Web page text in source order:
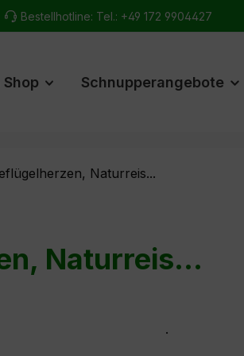
Bestellhotline: Tel.: +49 172 9904427
Schnupperangebote
Naturreis...
Naturreis...
.